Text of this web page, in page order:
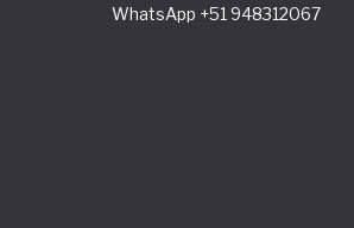
WhatsApp +51 948312067